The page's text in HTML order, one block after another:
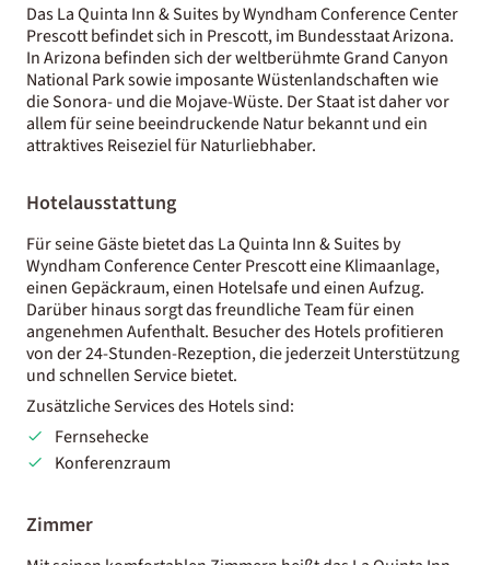
Das La Quinta Inn & Suites by Wyndham Conference Center
Prescott befindet sich in Prescott, im Bundesstaat Arizona.
In Arizona befinden sich der weltberühmte Grand Canyon
National Park sowie imposante Wüstenlandschaften wie
die Sonora- und die Mojave-Wüste. Der Staat ist daher vor
allem für seine beeindruckende Natur bekannt und ein
attraktives Reiseziel für Naturliebhaber.
Hotelausstattung
Für seine Gäste bietet das La Quinta Inn & Suites by
Wyndham Conference Center Prescott eine Klimaanlage,
einen Gepäckraum, einen Hotelsafe und einen Aufzug.
Darüber hinaus sorgt das freundliche Team für einen
angenehmen Aufenthalt. Besucher des Hotels profitieren
von der 24-Stunden-Rezeption, die jederzeit Unterstützung
und schnellen Service bietet.
Zusätzliche Services des Hotels sind:
Fernsehecke
Konferenzraum
Zimmer